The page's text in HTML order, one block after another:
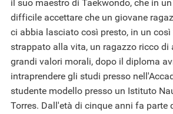
il suo maestro di Taekwondo, che in
difficile accettare che un giovane
ci abbia lasciato così presto, in un così
strappato alla vita, un ragazzo ricco di
grandi valori morali, dopo il diploma
intraprendere gli studi presso
studente modello presso un Istituto
Torres. Dall'età di cinque anni fa parte